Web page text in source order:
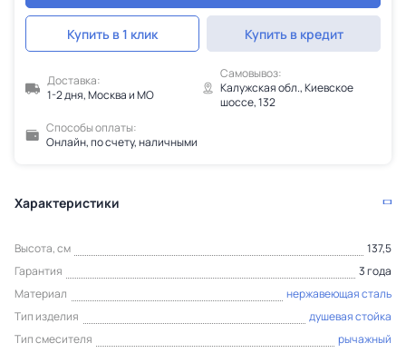
Купить в 1 клик Купить в кредит
Доставка:
1-2 дня, Москва и МО
Самовывоз:
Калужская обл., Киевское
шоссе, 132
Способы оплаты:
Онлайн, по счету, наличными
Характеристики
Высота, см
137,5
Гарантия
3 года
Материал
нержавеющая сталь
Тип изделия
душевая стойка
Тип смесителя
рычажный